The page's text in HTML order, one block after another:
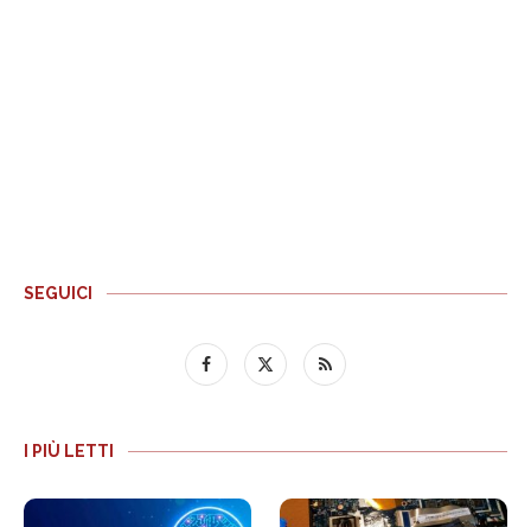
SEGUICI
I PIÙ LETTI